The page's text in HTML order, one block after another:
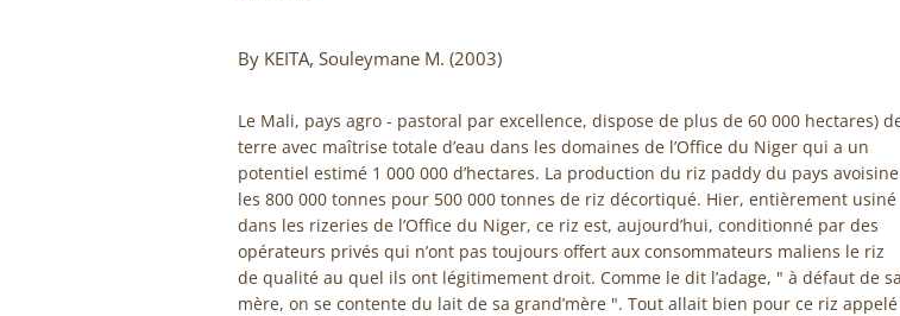
By KEITA, Souleymane M. (2003)
Le Mali, pays agro - pastoral par excellence, dispose de plus de 60 000 hectares)
terre avec maîtrise totale d’eau dans les domaines de l’Office du Niger qui a un
potentiel estimé 1 000 000 d’hectares. La production du riz paddy du pays avoisine
les 800 000 tonnes pour 500 000 tonnes de riz décortiqué. Hier, entièrement usiné
dans les rizeries de l’Office du Niger, ce riz est, aujourd’hui, conditionné par des
opérateurs privés qui n’ont pas toujours offert aux consommateurs maliens le riz
de qualité au quel ils ont légitimement droit. Comme le dit l’adage, " à défaut de sa
mère, on se contente du lait de sa grand’mère ". Tout allait bien pour ce riz appelé